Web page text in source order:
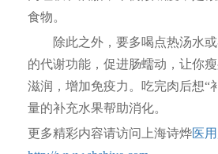
食物。
除此之外，要多喝点热汤水或
的代谢功能，促进肠蠕动，让你
滋润，增加免疫力。吃完肉后想“
量的补充水果帮助消化。
更多精彩内容请访问上海诗烨医